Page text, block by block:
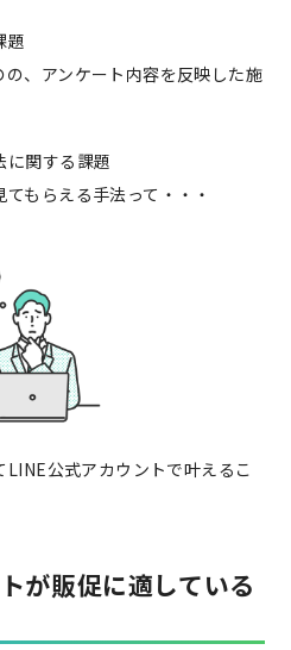
題
の、アンケート内容を反映した施
関する課題
もらえる手法って・・・
公式アカウントで叶えるこ
が販促に適している